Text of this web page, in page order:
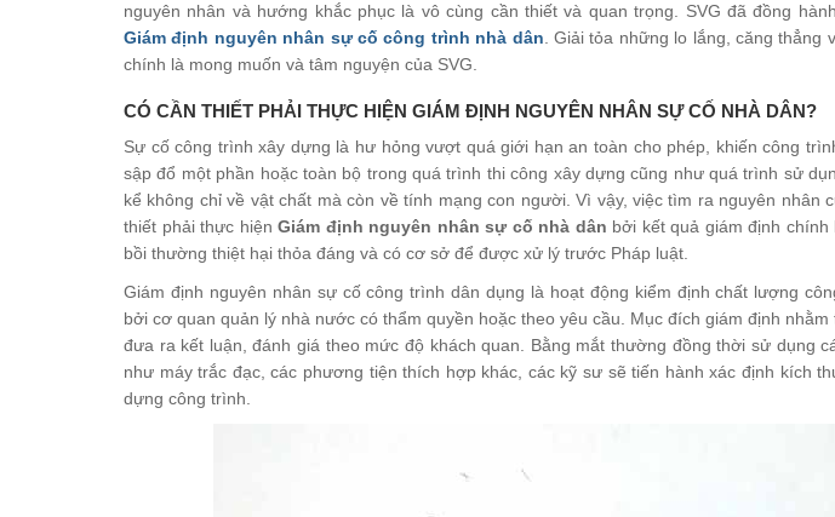
nguyên nhân và hướng khắc phục là vô cùng cần thiết và quan trọng. SVG đã đồng
Giám định nguyên nhân sự cố công trình nhà dân . Giải tỏa những lo lắng, căng
chính là mong muốn và tâm nguyện của SVG.
CÓ CẦN THIẾT PHẢI THỰC HIỆN GIÁM ĐỊNH NGUYÊN NHÂN SỰ CỐ NHÀ DÂN?
Sự cố công trình xây dựng là hư hỏng vượt quá giới hạn an toàn cho phép, khiến công
sập đổ một phần hoặc toàn bộ trong quá trình thi công xây dựng cũng như quá trình sử
kể không chỉ về vật chất mà còn về tính mạng con người. Vì vậy, việc tìm ra nguyên nhân
thiết phải thực hiện Giám định nguyên nhân sự cố nhà dân bởi kết quả giám định
bồi thường thiệt hại thỏa đáng và có cơ sở để được xử lý trước Pháp luật.
Giám định nguyên nhân sự cố công trình dân dụng là hoạt động kiểm định chất lượng
bởi cơ quan quản lý nhà nước có thẩm quyền hoặc theo yêu cầu. Mục đích giám định
đưa ra kết luận, đánh giá theo mức độ khách quan. Bằng mắt thường đồng thời sử dụng
như máy trắc đạc, các phương tiện thích hợp khác, các kỹ sư sẽ tiến hành xác định kích
dựng công trình.